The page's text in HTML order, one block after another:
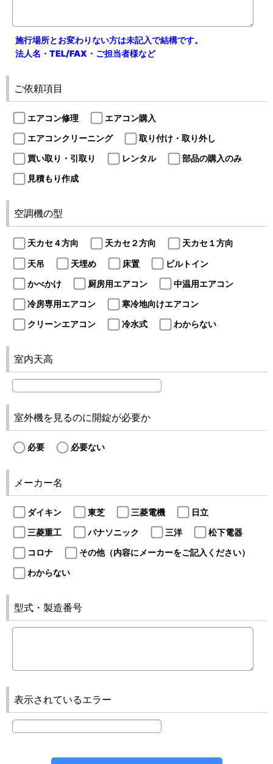
施行場所とお変わりない方は未記入で結構です。
法人名・TEL/FAX・ご担当者様など
ご依頼項目
エアコン修理
エアコン購入
エアコンクリーニング
取り付け・取り外し
買い取り・引取り
レンタル
部品の購入のみ
見積もり作成
空調機の型
天カセ４方向 天カセ２方向
天カセ１方向
天吊
天埋め 床置
ビルトイン
かべかけ
厨房用エアコン
中温用エアコン
冷房専用エアコン
寒冷地向けエアコン
クリーンエアコン
冷水式 わからない
室内天高
室外機を見るのに開錠が必要か
必要 必要ない
メーカー名
ダイキン 東芝 三菱電機
日立
三菱重工
パナソニック 三洋
松下電器
コロナ
その他（内容にメーカーをご記入ください）
わからない
型式・製造番号
表示されているエラー